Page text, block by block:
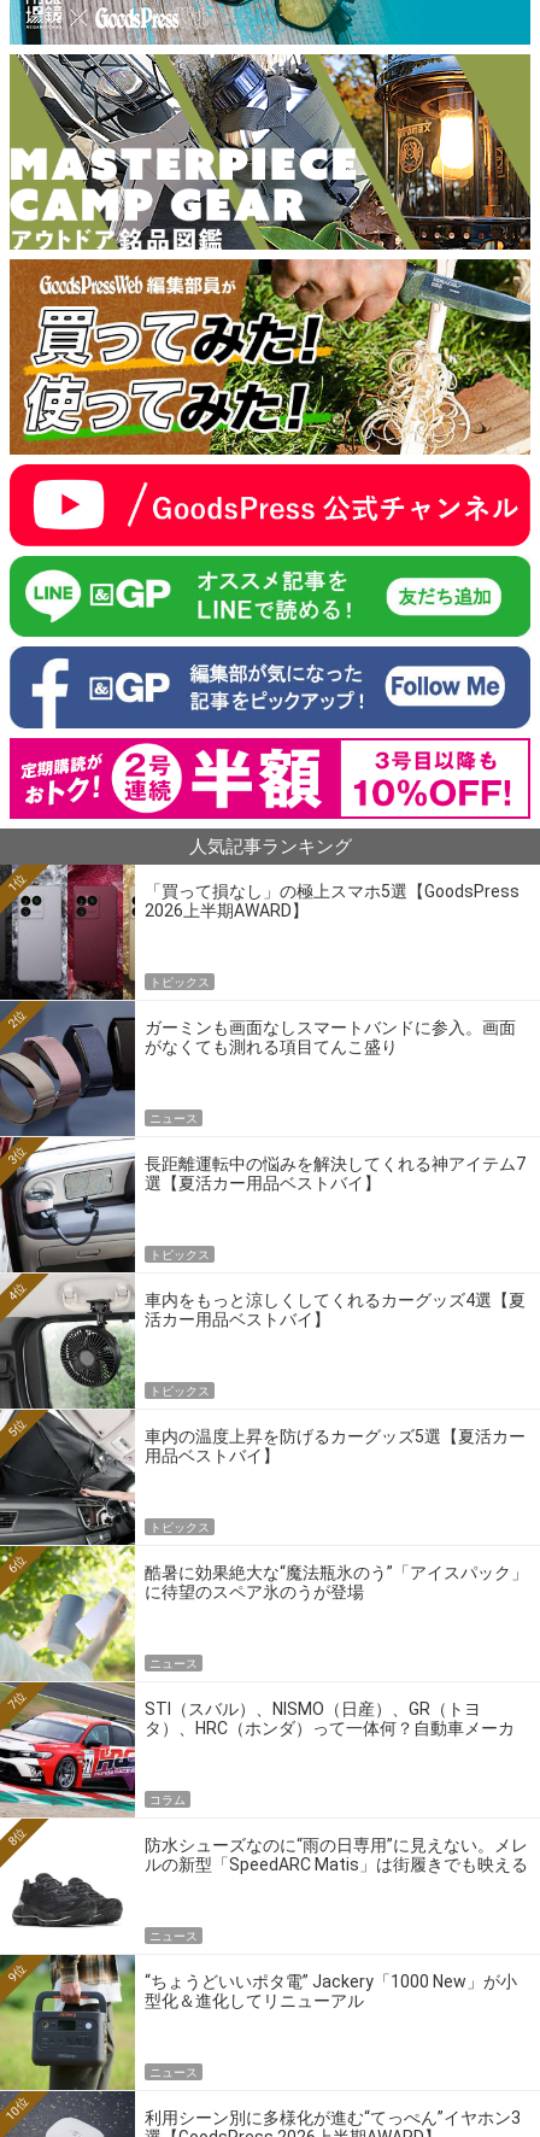
人気記事ランキング
「買って損なし」の極上スマホ5選【GoodsPress
2026上半期AWARD】
1位
トピックス
ガーミンも画面なしスマートバンドに参入。画面
がなくても測れる項目てんこ盛り
2位
ニュース
長距離運転中の悩みを解決してくれる神アイテム7
選【夏活カー用品ベストバイ】
3位
トピックス
車内をもっと涼しくしてくれるカーグッズ4選【夏
活カー用品ベストバイ】
4位
トピックス
車内の温度上昇を防げるカーグッズ5選【夏活カー
用品ベストバイ】
5位
トピックス
酷暑に効果絶大な“魔法瓶氷のう”「アイスパック」
に待望のスペア氷のうが登場
6位
ニュース
STI（スバル）、NISMO（日産）、GR（トヨ
タ）、HRC（ホンダ）って一体何？自動車メーカ
7位
コラム
防水シューズなのに“雨の日専用”に見えない。メレ
ルの新型「SpeedARC Matis」は街履きでも映える
8位
ニュース
“ちょうどいいポタ電” Jackery「1000 New」が小
型化＆進化してリニューアル
9位
ニュース
利用シーン別に多様化が進む“てっぺん”イヤホン3
10位